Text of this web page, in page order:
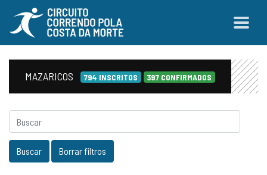
MAZARICOS 794 INSCRITOS 397 CONFIRMADOS